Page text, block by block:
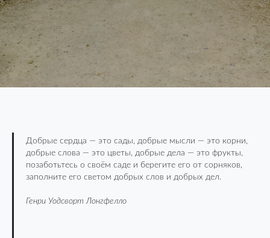
Добрые сердца — это сады, добрые мысли — это корни,
добрые слова — это цветы, добрые дела — это фрукты,
позаботьтесь о своём саде и берегите его от сорняков,
заполните его светом добрых слов и добрых дел.
Генри Уодсворт Лонгфелло